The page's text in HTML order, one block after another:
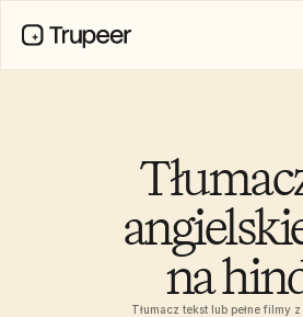
na
Tłumacz tekst lub pełne filmy z